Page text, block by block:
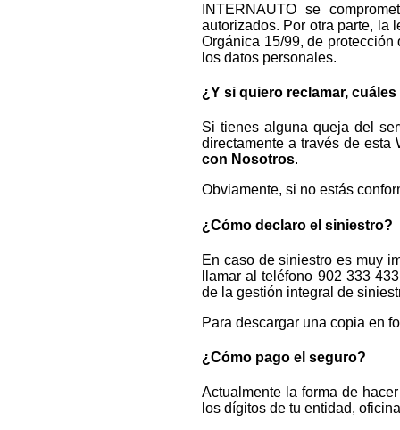
INTERNAUTO se
autorizados. Por otra parte, la
Orgánica 15/99, de
los datos personales.
¿Y si quiero reclamar,
Si tienes alguna queja del
directamente a través de
con Nosotros.
Obviamente, si no estás
¿Cómo declaro el siniestro?
En caso de siniestro es muy
llamar al teléfono 902 333
de la gestión integral de
Para descargar una copia en
¿Cómo pago el seguro?
Actualmente la forma de
los dígitos de tu entidad,